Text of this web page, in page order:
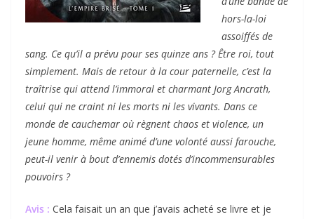
hors-la-loi
assoiffés de
sang. Ce qu’il a prévu pour ses quinze ans ? Être roi, tout
simplement. Mais de retour à la cour paternelle, c’est la
traîtrise qui attend l’immoral et charmant Jorg Ancrath,
celui qui ne craint ni les morts ni les vivants. Dans ce
monde de cauchemar où règnent chaos et violence, un
jeune homme, même animé d’une volonté aussi farouche,
peut-il venir à bout d’ennemis dotés d’incommensurables
pouvoirs ?
Avis : Cela faisait un an que j’avais acheté se livre et je